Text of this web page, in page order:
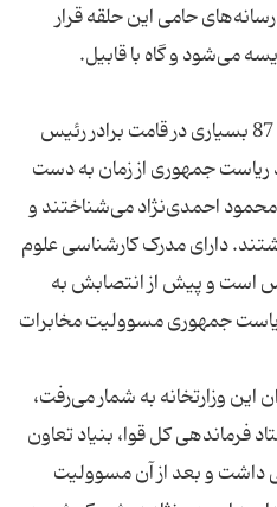
حامی این حلقه قرار
حاج داوود احمدی‌نژاد را تا مرداد 87 بسیاری در قامت برادر رئیس
ریاست جمهوری از زمان به دست
احمدی‌نژاد می‌شناختند و
دارای مدرک کار‌شناسی علوم
است و پیش از انتصابش به
جمهوری مسوولیت مخابرات
این وزارتخانه به شمار می‌رفت،
فرماندهی کل قوا، بنیاد تعاون
داشت و بعد از آن مسوولیت